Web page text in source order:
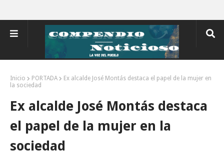
Inicio PORTADA
Ex alcalde José Montás destaca el papel de la mujer en
la sociedad
Ex alcalde José Montás destaca
el papel de la mujer en la
sociedad